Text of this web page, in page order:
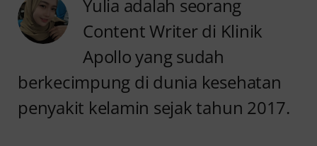
Yulia adalah seorang
Content Writer di Klinik
Apollo yang sudah
berkecimpung di dunia kesehatan
penyakit kelamin sejak tahun 2017.